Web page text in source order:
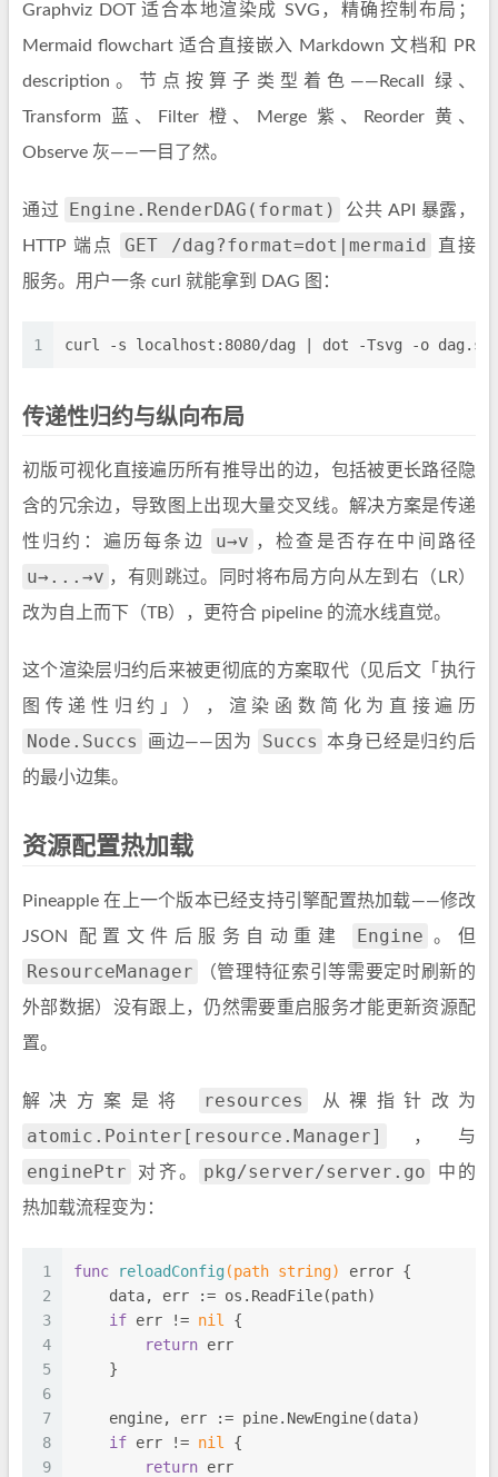
Graphviz DOT 适合本地渲染成 SVG，精确控制布局；
Mermaid flowchart 适合直接嵌入 Markdown 文档和 PR
description。节点按算子类型着色——Recall 绿、
Transform 蓝、Filter 橙、Merge 紫、Reorder 黄、
Observe 灰——一目了然。
通过 Engine.RenderDAG(format)
公共 API 暴露，
HTTP 端点
GET /dag?format=dot|mermaid
直接
服务。用户一条 curl 就能拿到 DAG 图：
1 curl -s localhost:8080/dag | dot -Tsvg -o
传递性归约与纵向布局
初版可视化直接遍历所有推导出的边，包括被更长路径隐
含的冗余边，导致图上出现大量交叉线。解决方案是传递
性归约：遍历每条边
u→v ，检查是否存在中间路径
u→...→v ，有则跳过。同时将布局方向从左到右（LR）
改为自上而下（TB），更符合 pipeline 的流水线直觉。
这个渲染层归约后来被更彻底的方案取代（见后文「执行
图传递性归约」），渲染函数简化为直接遍历
Node.Succs 画边——因为 Succs
本身已经是归约后
的最小边集。
资源配置热加载
Pineapple 在上一个版本已经支持引擎配置热加载——修改
JSON 配置文件后服务自动重建
Engine 。但
ResourceManager
（管理特征索引等需要定时刷新的
外部数据）没有跟上，仍然需要重启服务才能更新资源配
置。
解决方案是将 resources 从裸指针改为
atomic.Pointer[resource.Manager] ，与
enginePtr 对齐。 pkg/server/server.go
中的
热加载流程变为：
1
2
3
4
5
6
7
8
9
func reloadConfig(path string) error {
    data, err := os.ReadFile(path)
if err != nil
{
return err
    }
    engine, err := pine.NewEngine(data)
if err != nil
{
return err